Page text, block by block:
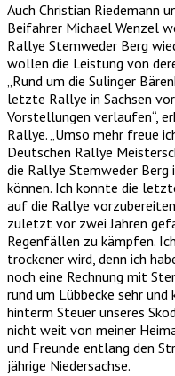
Auch Christian Riedemann
Beifahrer Michael Wenzel
Rallye Stemweder Berg
wollen die Leistung von
„Rund um die Sulinger
letzte Rallye in Sachsen
Vorstellungen verlaufen“,
Rallye. „Umso mehr freue
Deutschen Rallye
die Rallye Stemweder Berg
können. Ich konnte die
auf die Rallye
zuletzt vor zwei Jahren
Regenfällen zu kämpfen.
trockener wird, denn ich
noch eine Rechnung mit
rund um Lübbecke sehr
hinterm Steuer unseres
nicht weit von meiner
und Freunde entlang den
jährige Niedersachse.